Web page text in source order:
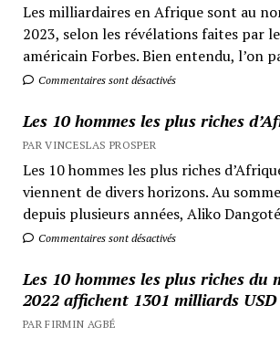
Les milliardaires en Afrique sont au
2023, selon les révélations faites par
américain Forbes. Bien entendu, l’on
Commentaires sont désactivés
Les 10 hommes les plus riches
PAR VINCESLAS PROSPER
Les 10 hommes les plus riches
viennent de divers horizons. Au
depuis plusieurs années, Aliko
Commentaires sont désactivés
Les 10 hommes les plus riches du
2022 affichent 1301 milliards
PAR FIRMIN AGBÉ